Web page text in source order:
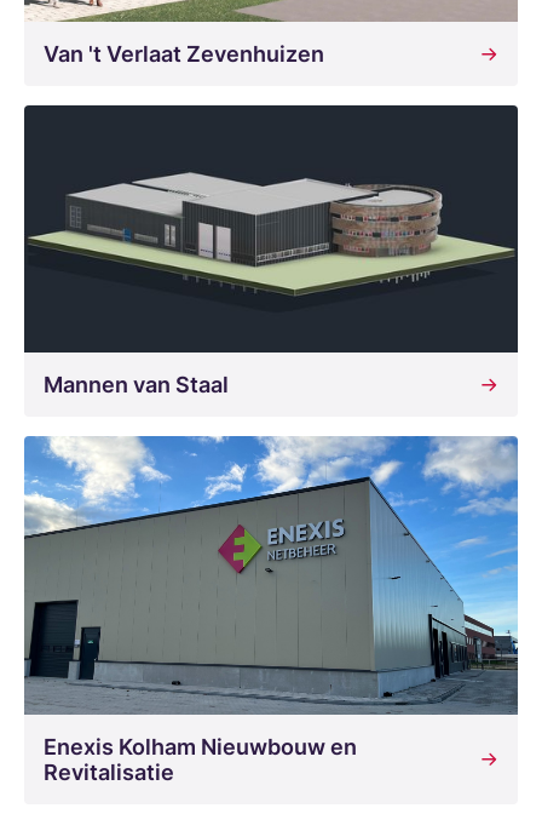
Van 't Verlaat Zevenhuizen
Mannen van Staal
Enexis Kolham Nieuwbouw en
Revitalisatie